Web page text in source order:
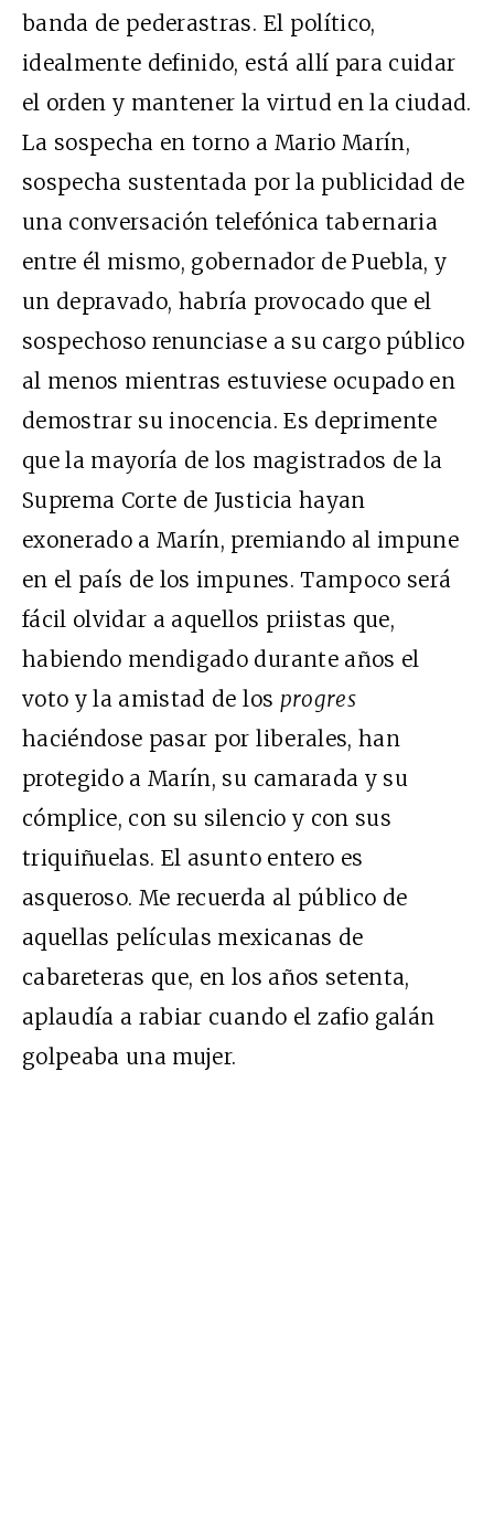
banda de pederastras. El político,
idealmente definido, está allí para cuidar
el orden y mantener la virtud en la ciudad.
La sospecha en torno a Mario Marín,
sospecha sustentada por la publicidad de
una conversación telefónica tabernaria
entre él mismo, gobernador de Puebla, y
un depravado, habría provocado que el
sospechoso renunciase a su cargo público
al menos mientras estuviese ocupado en
demostrar su inocencia. Es deprimente
que la mayoría de los magistrados de la
Suprema Corte de Justicia hayan
exonerado a Marín, premiando al impune
en el país de los impunes. Tampoco será
fácil olvidar a aquellos priistas que,
habiendo mendigado durante años el
voto y la amistad de los progres
haciéndose pasar por liberales, han
protegido a Marín, su camarada y su
cómplice, con su silencio y con sus
triquiñuelas. El asunto entero es
asqueroso. Me recuerda al público de
aquellas películas mexicanas de
cabareteras que, en los años setenta,
aplaudía a rabiar cuando el zafio galán
golpeaba una mujer.